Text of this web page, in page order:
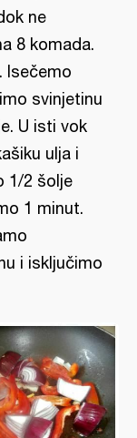
ne
8 komada.
Isečemo
svinjetinu
U isti vok
ulja i
1/2 šolje
1 minut.
i isključimo